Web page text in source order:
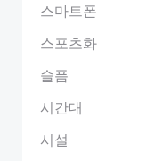
스마트폰
스포츠화
슬픔
시간대
시설